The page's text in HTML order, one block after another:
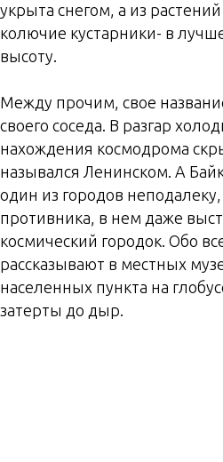
укрыта снегом, а из
колючие кустарники- в
высоту.
Между прочим, свое
своего соседа. В разгар
нахождения космодрома
назывался Ленинском. А
один из городов
противника, в нем даже
космический городок. Обо
рассказывают в местных
населенных пункта на
затерты до дыр.